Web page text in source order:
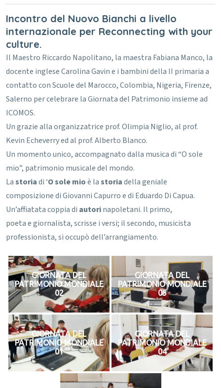
Incontro del Nuovo Bianchi a livello
internazionale per Reconnecting with your
culture.
Il Maestro Riccardo Napolitano, la maestra Fabiana Manco, la
docente inglese Carolina Gavin e i bambini della II primaria a
contatto con Scuole del Marocco, Colombia, Nigeria, Firenze,
Salerno per celebrare la Giornata del Patrimonio insieme ad
ICOMOS.
Un grazie alla organizzatrice prof. Olimpia Niglio, al prof.
Kevin Echeverry ed al prof. Alberto Blanco.
Un momento unico, accompagnato dalla musica di “O sole
mio”, patrimonio musicale del mondo.
Lastoriadi ‘O sole mioè lastoriadella geniale
composizione di Giovanni Capurro e di Eduardo Di Capua.
Un’affiatata coppia di autorinapoletani. Il primo,
poeta e giornalista, scrisse i versi; il secondo, musicista
professionista, si occupò dell’arrangiamento.
GIORNATA DEL
PATRIMONIO MONDIALE
02
GIORNATA DEL
PATRIMONIO MONDIALE
05
GIORNATA DEL
PATRIMONIO MONDIALE
01
GIORNATA DEL
PATRIMONIO MONDIALE
04